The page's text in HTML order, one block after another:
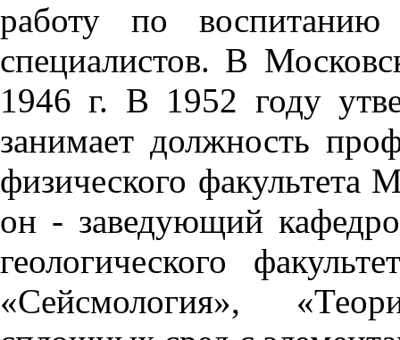
работу по воспитанию
специалистов. В
1946 г. В 1952 году
занимает должность
физического факультета
он - заведующий
геологического
«Сейсмология»,